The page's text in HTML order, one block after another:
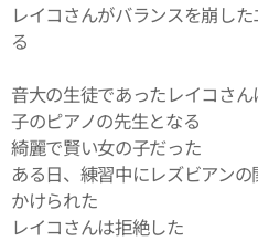
レイコさんがバランスを崩し
る
音大の生徒であったレイコさ
子のピアノの先生となる
綺麗で賢い女の子だった
ある日、練習中にレズビアン
かけられた
レイコさんは拒絶した